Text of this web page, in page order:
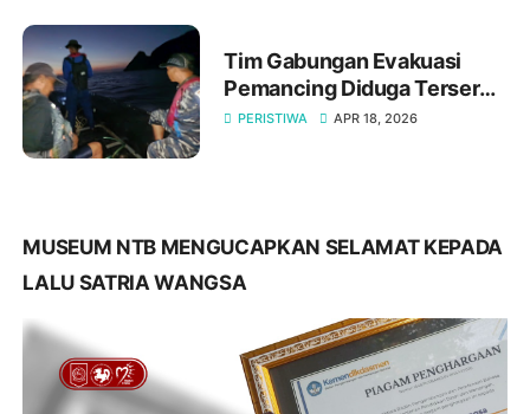
Tim Gabungan Evakuasi
Pemancing Diduga Terseret
Arus di Perairan Maluk
PERISTIWA APR 18, 2026
MUSEUM NTB MENGUCAPKAN SELAMAT KEPADA
LALU SATRIA WANGSA